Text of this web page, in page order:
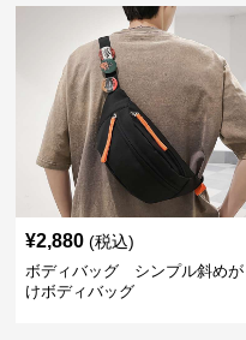
¥2,880 (税込)
ボディバッグ シンプル斜めが
けボディバッグ